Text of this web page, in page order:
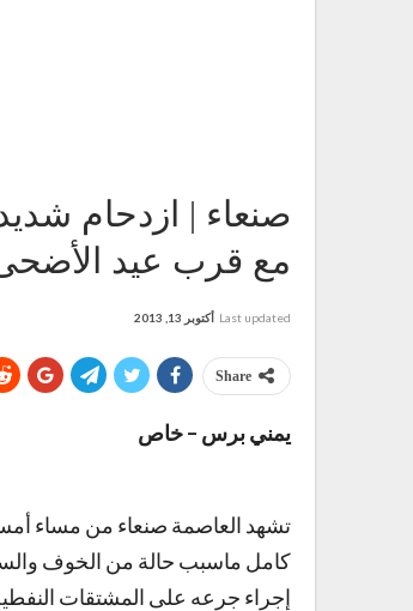
صنعاء | ازدحام
مع قرب عيد
Last updated أكتوبر 13, 2013
Share
يمني برس – خاص
تشهد العاصمة صنعاء من مساء
كامل ماسبب حالة من الخوف
إجراء جرعه على المشتقات